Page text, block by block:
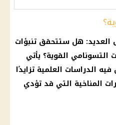
2025، يتساءل العديد: هل ستتحقق تنبؤات
القوية؟ يأتي
الدراسات العلمية تزايدًا
المناخية التي قد تؤدي